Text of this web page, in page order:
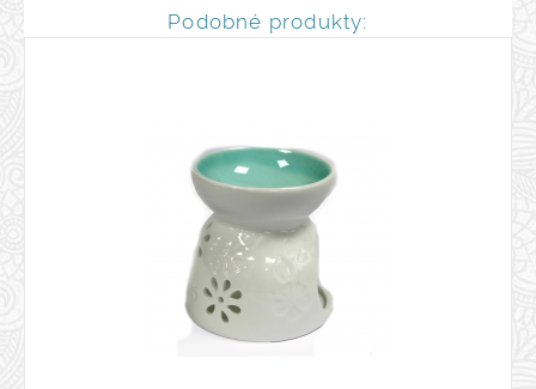
Podobné produkty: